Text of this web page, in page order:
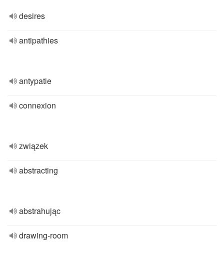
desires
antipathies
antypatie
connexion
związek
abstracting
abstrahując
drawing-room